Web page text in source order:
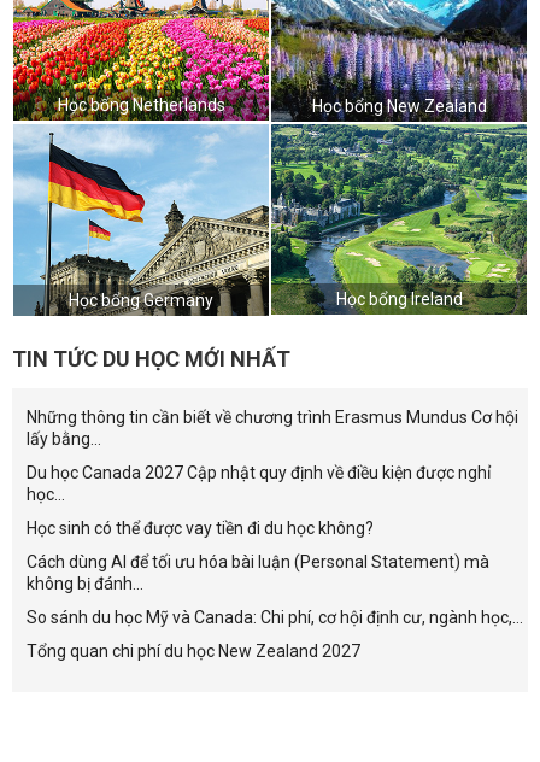
Học bổng Netherlands Học bổng New Zealand
Học bổng Germany Học bổng Ireland
TIN TỨC DU HỌC MỚI NHẤT
Những thông tin cần biết về chương trình Erasmus Mundus Cơ hội
lấy bằng...
Du học Canada 2027 Cập nhật quy định về điều kiện được nghỉ
học...
Học sinh có thể được vay tiền đi du học không?
Cách dùng AI để tối ưu hóa bài luận (Personal Statement) mà
không bị đánh...
So sánh du học Mỹ và Canada: Chi phí, cơ hội định cư, ngành học,...
Tổng quan chi phí du học New Zealand 2027